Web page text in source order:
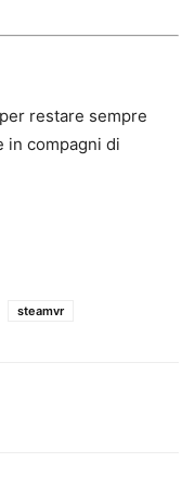
restare sempre
in compagni di
steamvr